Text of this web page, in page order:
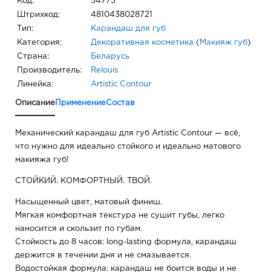
Штрихкод: 4810438028721
Тип: Карандаш для губ
Категория: Декоративная косметика ( Макияж губ)
Страна: Беларусь
Производитель: Relouis
Линейка: Artistic Contour
Описание ПрименениеСостав
Механический карандаш для губ Artistic Contour — всё,
что нужно для идеально стойкого и идеально матового
макияжа губ!
СТОЙКИЙ. КОМФОРТНЫЙ. ТВОЙ.
Насыщенный цвет, матовый финиш.
Мягкая комфортная текстура не сушит губы, легко
наносится и скользит по губам.
Стойкость до 8 часов: long-lasting формула, карандаш
держится в течении дня и не смазывается.
Водостойкая формула: карандаш не боится воды и не